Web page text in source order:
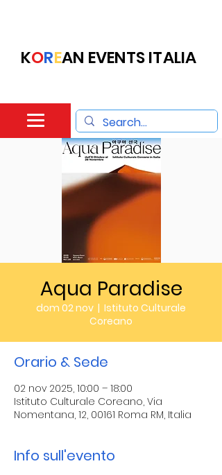
KOREAN EVENTS ITALIA
Aqua Paradise
dom 02 nov
  |
Istituto Culturale
Coreano
Orario & Sede
02 nov 2025, 10:00 – 18:00
Istituto Culturale Coreano, Via
Nomentana, 12, 00161 Roma RM, Italia
Info sull'evento